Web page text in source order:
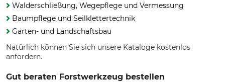
Walderschließung, Wegepflege und Vermessung
Baumpflege und Seilklettertechnik
Garten- und Landschaftsbau
Natürlich können Sie sich unsere Kataloge kostenlos
anfordern.
Gut beraten Forstwerkzeug bestellen